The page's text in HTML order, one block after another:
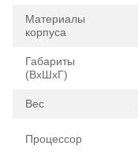
Материалы
корпуса
Габариты
(ВхШхГ)
Вес
Процессор